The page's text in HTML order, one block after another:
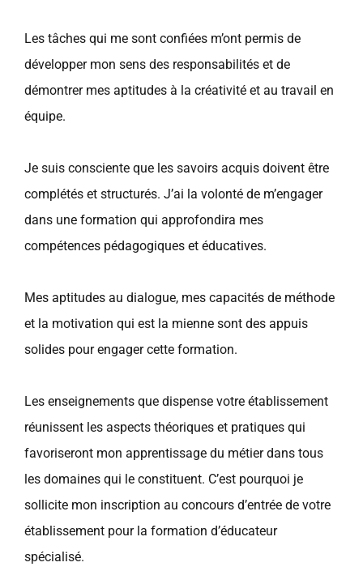
Les tâches qui me sont confiées m’ont permis de
développer mon sens des responsabilités et de
démontrer mes aptitudes à la créativité et au travail en
équipe.
Je suis consciente que les savoirs acquis doivent être
complétés et structurés. J’ai la volonté de m’engager
dans une formation qui approfondira mes
compétences pédagogiques et éducatives.
Mes aptitudes au dialogue, mes capacités de méthode
et la motivation qui est la mienne sont des appuis
solides pour engager cette formation.
Les enseignements que dispense votre établissement
réunissent les aspects théoriques et pratiques qui
favoriseront mon apprentissage du métier dans tous
les domaines qui le constituent. C’est pourquoi je
sollicite mon inscription au concours d’entrée de votre
établissement pour la formation d’éducateur
spécialisé.